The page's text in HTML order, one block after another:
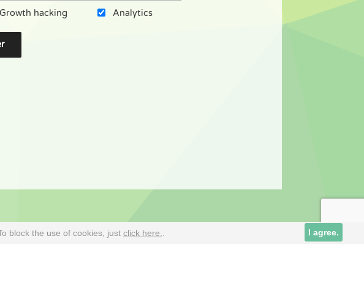
Growth hacking Analytics
block the use of cookies, just click here. I agree.
Cookies alive